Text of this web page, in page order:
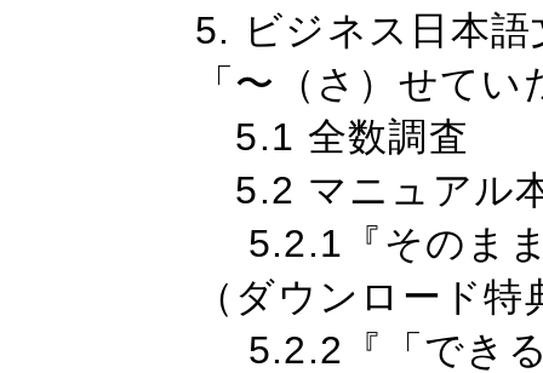
5. ビジネス日本
「〜（さ）せて
5.1 全数調査
5.2 マニュアル
5.2.1『そのまま
（ダウンロード
5.2.2『「できる